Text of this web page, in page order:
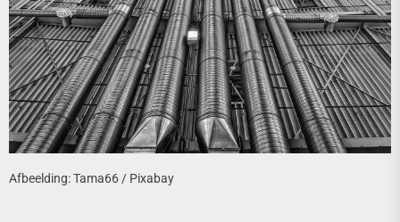
Afbeelding: Tama66 / Pixabay